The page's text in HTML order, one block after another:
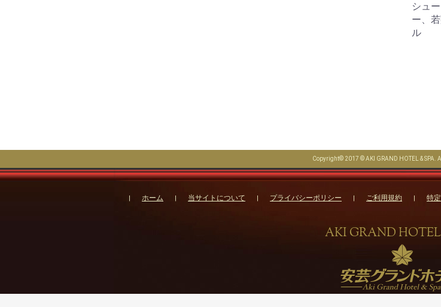
シュ
ー、
ル
Copyright© 2017 © AKI GRAND HOTEL & SPA.
ホーム 当サイトについて プライバシーポリシー ご利用規約 特
AKI GRAND